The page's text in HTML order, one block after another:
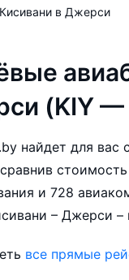
в Джерси
(KIY —
найдет для
и 728
– Джерси –
все прямые